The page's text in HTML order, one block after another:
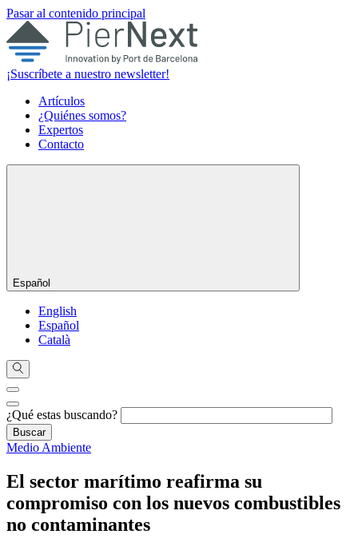
Pasar al contenido principal
¡Suscríbete a nuestro newsletter!
Artículos
¿Quiénes somos?
Expertos
Contacto
Español
English
Español
Català
¿Qué estas buscando?
Medio Ambiente
El sector marítimo reafirma su
compromiso con los nuevos combustibles
no contaminantes